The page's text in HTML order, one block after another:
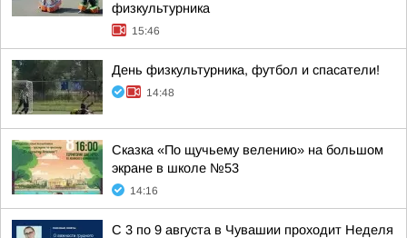
физкультурника
15:46
День физкультурника, футбол и спасатели!
14:48
Сказка «По щучьему велению» на большом
экране в школе №53
14:16
С 3 по 9 августа в Чувашии проходит Неделя